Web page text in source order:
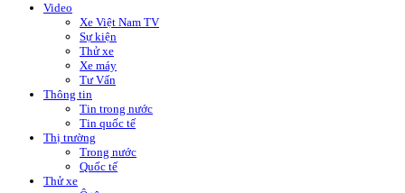
Video
Xe Việt Nam TV
Sự kiện
Thử xe
Xe máy
Tư Vấn
Thông tin
Tin trong nước
Tin quốc tế
Thị trường
Trong nước
Quốc tế
Thử xe